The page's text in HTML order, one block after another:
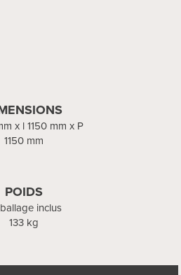
x l 1150 mm x P
1150 mm
POIDS
inclus
133 kg